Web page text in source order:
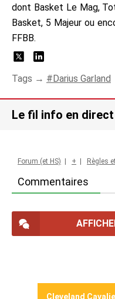
dont Basket Le Mag,
Basket, 5 Majeur ou
FFBB.
Tags → Darius Garland
Le fil info en direct
Commentaires
Forum (et HS) + Règles
Cleveland